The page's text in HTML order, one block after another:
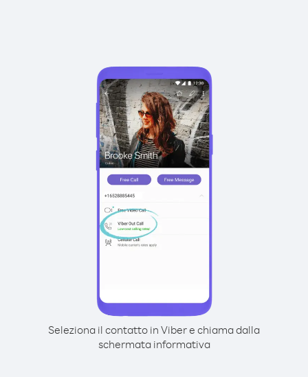
Seleziona il contatto in Viber e chiama dalla
schermata informativa